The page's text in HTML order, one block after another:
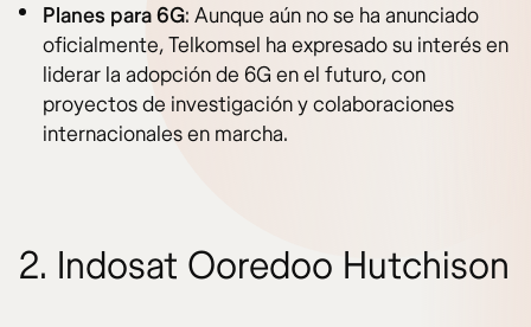
Planes para 6G: Aunque aún no se ha anunciado
oficialmente, Telkomsel ha expresado su interés en
liderar la adopción de 6G en el futuro, con
proyectos de investigación y colaboraciones
internacionales en marcha.
2. Indosat Ooredoo Hutchison